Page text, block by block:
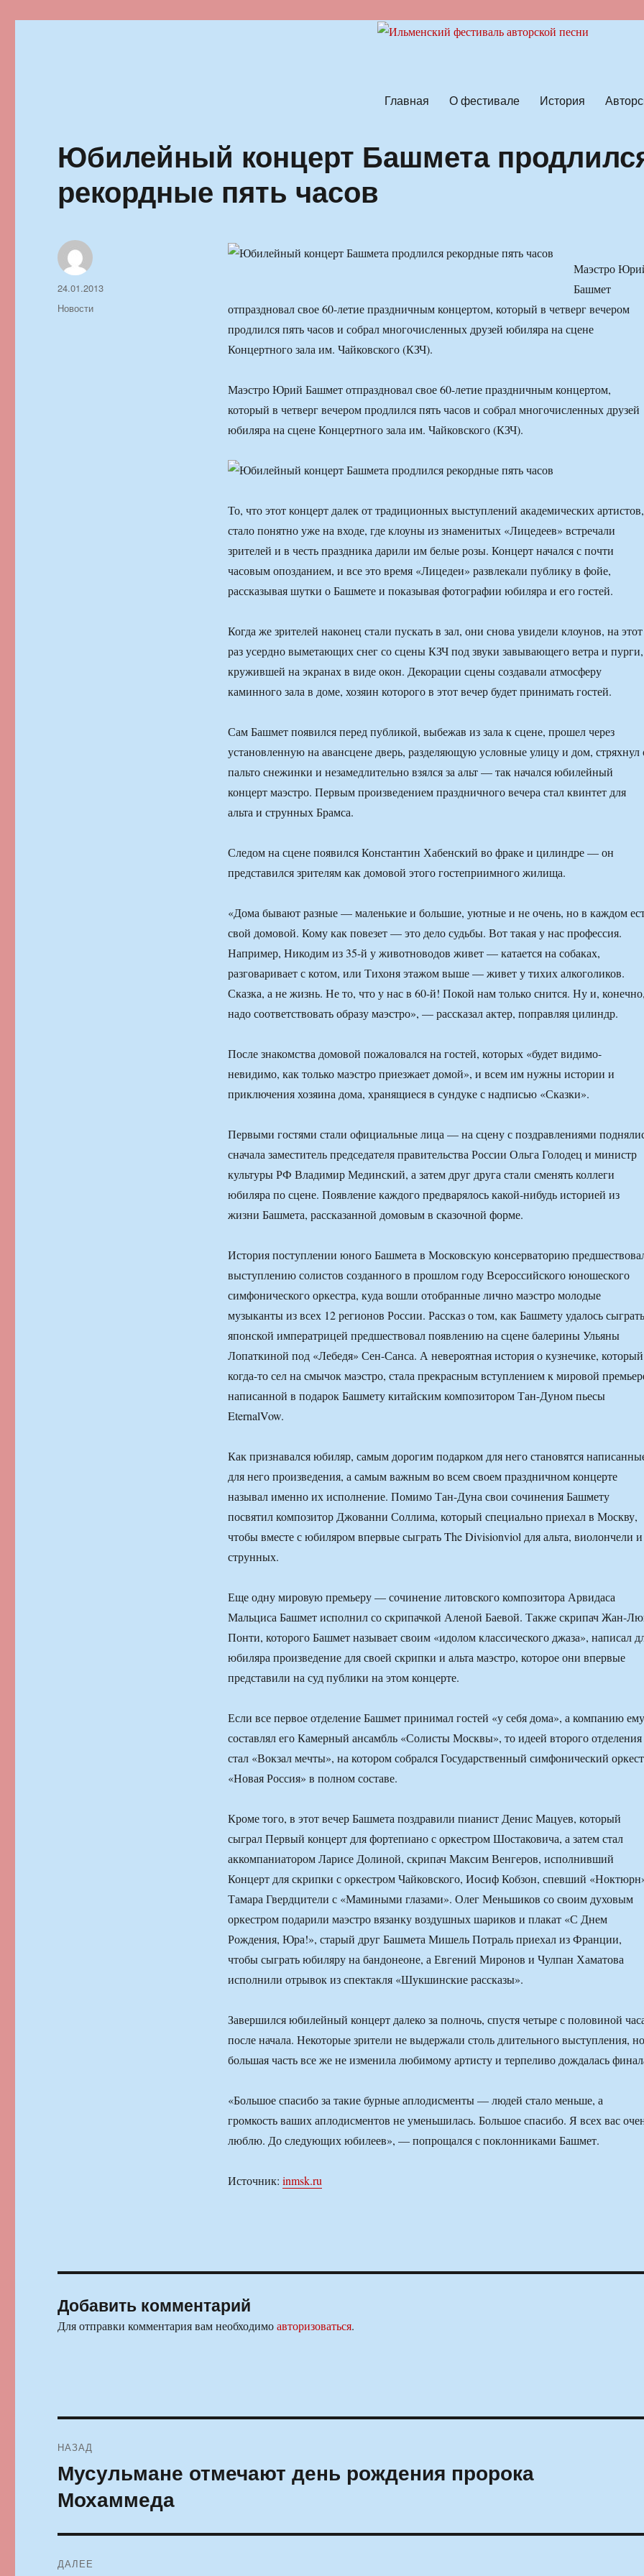
Главная О фестивале История
Юбилейный концерт Башмета
рекордные пять часов
Маэстро
Башмет
отпраздновал свое 60-летие праздничным концертом, который в четверг вечером
продлился пять часов и собрал многочисленных друзей юбиляра на сцене
Концертного зала им. Чайковского (КЗЧ).
Маэстро Юрий Башмет отпраздновал свое 60-летие праздничным концертом,
который в четверг вечером продлился пять часов и собрал многочисленных друзей
юбиляра на сцене Концертного зала им. Чайковского (КЗЧ).
То, что этот концерт далек от традиционных выступлений академических артистов,
стало понятно уже на входе, где клоуны из знаменитых «Лицедеев» встречали
зрителей и в честь праздника дарили им белые розы. Концерт начался с почти
часовым опозданием, и все это время «Лицедеи» развлекали публику в фойе,
рассказывая шутки о Башмете и показывая фотографии юбиляра и его гостей.
Когда же зрителей наконец стали пускать в зал, они снова увидели клоунов, на этот
раз усердно выметающих снег со сцены КЗЧ под звуки завывающего ветра и пурги,
кружившей на экранах в виде окон. Декорации сцены создавали атмосферу
каминного зала в доме, хозяин которого в этот вечер будет принимать гостей.
Сам Башмет появился перед публикой, выбежав из зала к сцене, прошел через
установленную на авансцене дверь, разделяющую условные улицу и дом, стряхнул
пальто снежинки и незамедлительно взялся за альт — так начался юбилейный
концерт маэстро. Первым произведением праздничного вечера стал квинтет для
альта и струнных Брамса.
Следом на сцене появился Константин Хабенский во фраке и цилиндре — он
представился зрителям как домовой этого гостеприимного жилища.
«Дома бывают разные — маленькие и большие, уютные и не очень, но в каждом
свой домовой. Кому как повезет — это дело судьбы. Вот такая у нас профессия.
Например, Никодим из 35-й у животноводов живет — катается на собаках,
разговаривает с котом, или Тихоня этажом выше — живет у тихих алкоголиков.
Сказка, а не жизнь. Не то, что у нас в 60-й! Покой нам только снится. Ну и, конечно,
надо соответствовать образу маэстро», — рассказал актер, поправляя цилиндр.
После знакомства домовой пожаловался на гостей, которых «будет видимо-
невидимо, как только маэстро приезжает домой», и всем им нужны истории и
приключения хозяина дома, хранящиеся в сундуке с надписью «Сказки».
Первыми гостями стали официальные лица — на сцену с поздравлениями
сначала заместитель председателя правительства России Ольга Голодец и министр
культуры РФ Владимир Мединский, а затем друг друга стали сменять коллеги
юбиляра по сцене. Появление каждого предварялось какой-нибудь историей из
жизни Башмета, рассказанной домовым в сказочной форме.
История поступлении юного Башмета в Московскую консерваторию
выступлению солистов созданного в прошлом году Всероссийского юношеского
симфонического оркестра, куда вошли отобранные лично маэстро молодые
музыканты из всех 12 регионов России. Рассказ о том, как Башмету удалось
японской императрицей предшествовал появлению на сцене балерины Ульяны
Лопаткиной под «Лебедя» Сен-Санса. А невероятная история о кузнечике, который
когда-то сел на смычок маэстро, стала прекрасным вступлением к мировой
написанной в подарок Башмету китайским композитором Тан-Дуном пьесы
EternalVow.
Как признавался юбиляр, самым дорогим подарком для него становятся
для него произведения, а самым важным во всем своем праздничном концерте
называл именно их исполнение. Помимо Тан-Дуна свои сочинения Башмету
посвятил композитор Джованни Соллима, который специально приехал в Москву,
чтобы вместе с юбиляром впервые сыграть The Divisionviol для альта, виолончели и
струнных.
Еще одну мировую премьеру — сочинение литовского композитора Арвидаса
Мальциса Башмет исполнил со скрипачкой Аленой Баевой. Также скрипач Жан-
Понти, которого Башмет называет своим «идолом классического джаза», написал
юбиляра произведение для своей скрипки и альта маэстро, которое они впервые
представили на суд публики на этом концерте.
Если все первое отделение Башмет принимал гостей «у себя дома», а компанию ему
составлял его Камерный ансамбль «Солисты Москвы», то идеей второго отделения
стал «Вокзал мечты», на котором собрался Государственный симфонический
«Новая Россия» в полном составе.
Кроме того, в этот вечер Башмета поздравили пианист Денис Мацуев, который
сыграл Первый концерт для фортепиано с оркестром Шостаковича, а затем стал
аккомпаниатором Ларисе Долиной, скрипач Максим Венгеров, исполнивший
Концерт для скрипки с оркестром Чайковского, Иосиф Кобзон, спевший
Тамара Гвердцители с «Мамиными глазами». Олег Меньшиков со своим духовым
оркестром подарили маэстро вязанку воздушных шариков и плакат «С Днем
Рождения, Юра!», старый друг Башмета Мишель Потраль приехал из Франции,
чтобы сыграть юбиляру на бандонеоне, а Евгений Миронов и Чулпан Хаматова
исполнили отрывок из спектакля «Шукшинские рассказы».
Завершился юбилейный концерт далеко за полночь, спустя четыре с половиной
после начала. Некоторые зрители не выдержали столь длительного выступления, но
большая часть все же не изменила любимому артисту и терпеливо дождалась
«Большое спасибо за такие бурные аплодисменты — людей стало меньше, а
громкость ваших аплодисментов не уменьшилась. Большое спасибо. Я всех вас
люблю. До следующих юбилеев», — попрощался с поклонниками Башмет.
Источник: inmsk.ru
Автор
Опубликовано
24.01.2013
Рубрики
Новости
Добавить комментарий
Для отправки комментария вам необходимоавторизоваться.
по
записям
НАЗАД
Предыдущая
запись:
Мусульмане отмечают день рождения пророка
Мохаммеда
ДАЛЕЕ